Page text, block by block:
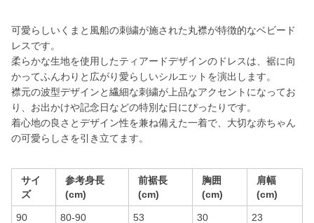
可愛らしいくまと風船の刺繍が施された丸襟が特徴的なベビード
レスです。
柔らかな生地を使用したティアードデザインのドレスは、裾に向
かってふんわりと広がり愛らしいシルエットを演出します。
襟元の波型デザインと繊細な刺繍が上品なアクセントになってお
り、お出かけや記念日などの特別な日にぴったりです。
着心地の良さとデザイン性を兼ね備えた一着で、大切な赤ちゃん
の可愛らしさを引き立てます。
サイ
ズ
参考身長
(cm)
前裾長
(cm)
胸囲
(cm)
肩幅
(cm)
90 80-90 53 30 23